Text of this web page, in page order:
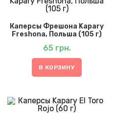
Каперсы Фрешона Kapary
Freshona, Польша (105 г)
65 грн.
В КОРЗИНУ